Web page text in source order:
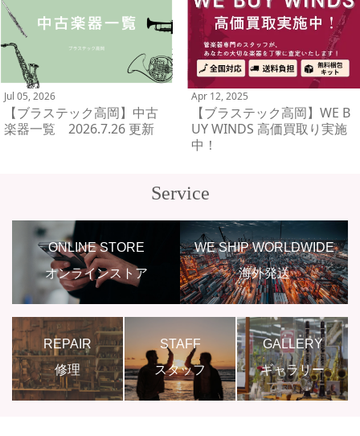
Jul 05, 2026
【ブラステック高岡】中古
楽器一覧 2026.7.26 更新
Apr 12, 2025
【ブラステック高岡】WE B
UY WINDS 高価買取り実施
中！
Service
ONLINE STORE
オンラインストア
WE SHIP WORLDWIDE
海外発送
REPAIR
修理
STAFF
スタッフ
GALLERY
ギャラリー